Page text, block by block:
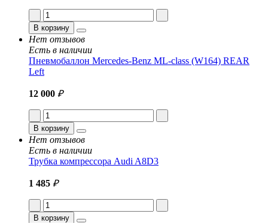
В корзину
Нет отзывов
Есть в наличии
Пневмобаллон Mercedes-Benz ML-class (W164) REAR
Left
12 000 ₽
В корзину
Нет отзывов
Есть в наличии
Трубка компрессора Audi A8D3
1 485 ₽
В корзину